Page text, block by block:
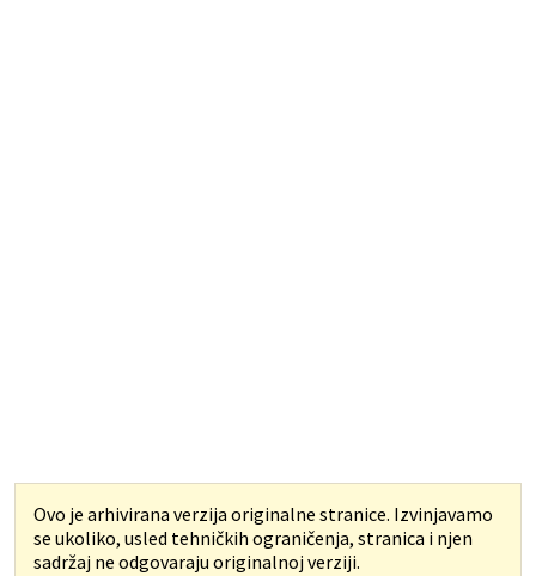
Ovo je arhivirana verzija originalne stranice. Izvinjavamo
se ukoliko, usled tehničkih ograničenja, stranica i njen
sadržaj ne odgovaraju originalnoj verziji.